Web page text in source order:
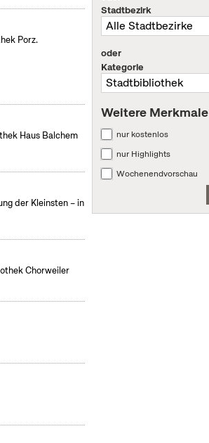
Porz.
Haus Balchem
der Kleinsten – in
Chorweiler
Stadtbezirk
oder
Kategorie
Weitere Merkmale
nur kostenlos
nur Highlights
Wochenendvorschau